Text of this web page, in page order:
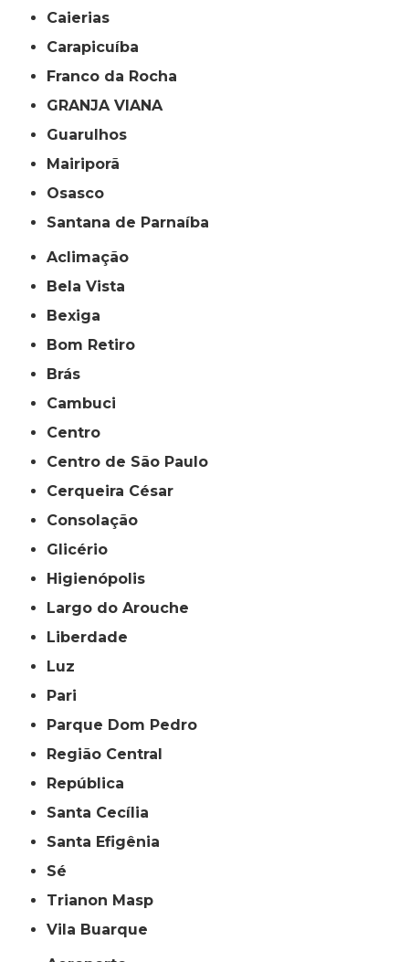
Caierias
Carapicuíba
Franco da Rocha
GRANJA VIANA
Guarulhos
Mairiporã
Osasco
Santana de Parnaíba
Aclimação
Bela Vista
Bexiga
Bom Retiro
Brás
Cambuci
Centro
Centro de São Paulo
Cerqueira César
Consolação
Glicério
Higienópolis
Largo do Arouche
Liberdade
Luz
Pari
Parque Dom Pedro
Região Central
República
Santa Cecília
Santa Efigênia
Sé
Trianon Masp
Vila Buarque